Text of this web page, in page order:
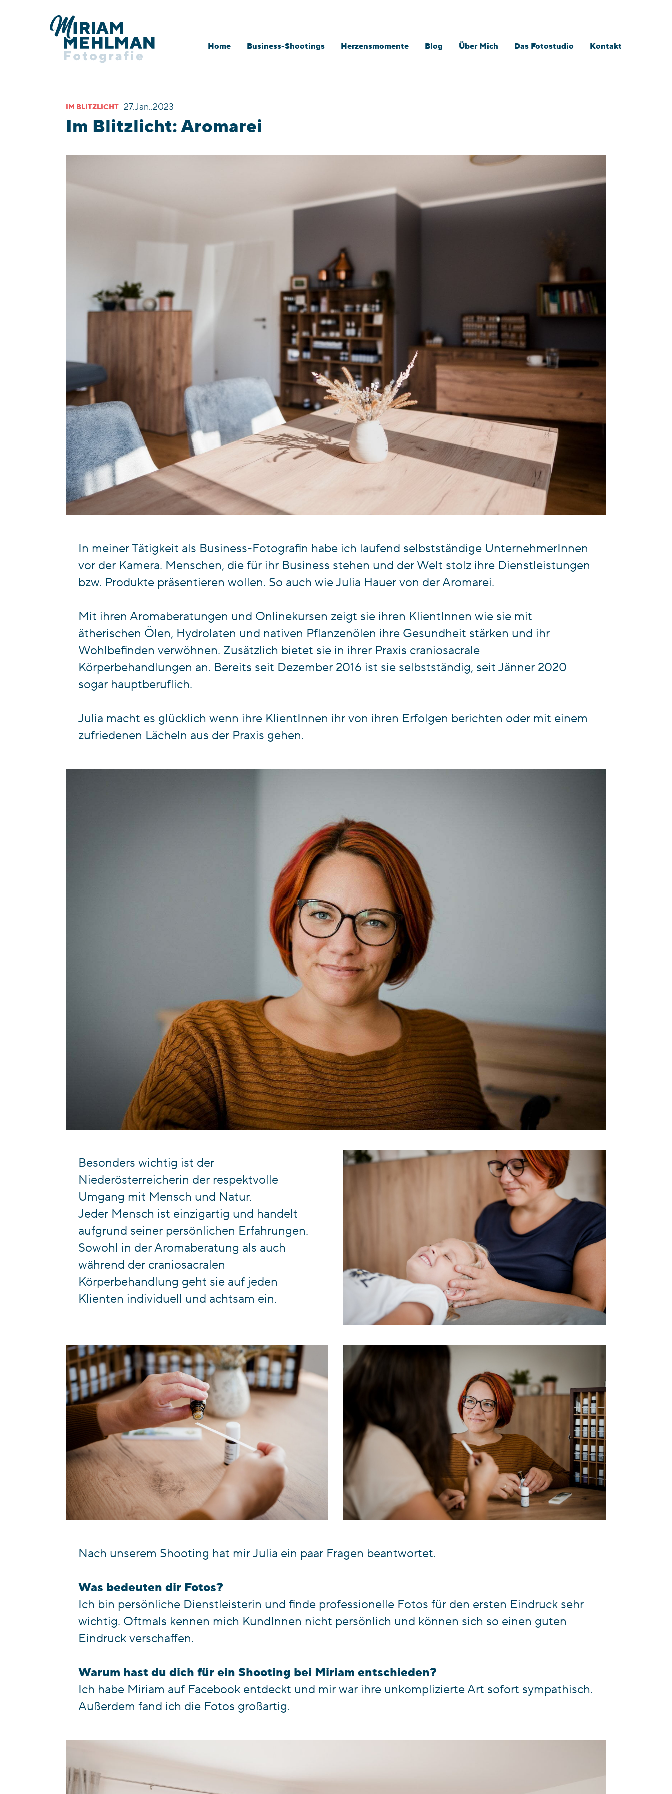
Home Business-Shootings Herzensmomente Blog Über Mich Das Fotostudio Kontakt
IM BLITZLICHT 27.Jan..2023
Im Blitzlicht: Aromarei
In meiner Tätigkeit als Business-Fotografin habe ich laufend selbstständige UnternehmerInnen
vor der Kamera. Menschen, die für ihr Business stehen und der Welt stolz ihre Dienstleistungen
bzw. Produkte präsentieren wollen. So auch wie Julia Hauer von der Aromarei.
Mit ihren Aromaberatungen und Onlinekursen zeigt sie ihren KlientInnen wie sie mit
ätherischen Ölen, Hydrolaten und nativen Pflanzenölen ihre Gesundheit stärken und ihr
Wohlbefinden verwöhnen. Zusätzlich bietet sie in ihrer Praxis craniosacrale
Körperbehandlungen an. Bereits seit Dezember 2016 ist sie selbstständig, seit Jänner 2020
sogar hauptberuflich.
Julia macht es glücklich wenn ihre KlientInnen ihr von ihren Erfolgen berichten oder mit einem
zufriedenen Lächeln aus der Praxis gehen.
Besonders wichtig ist der
Niederösterreicherin der respektvolle
Umgang mit Mensch und Natur.
Jeder Mensch ist einzigartig und handelt
aufgrund seiner persönlichen Erfahrungen.
Sowohl in der Aromaberatung als auch
während der craniosacralen
Körperbehandlung geht sie auf jeden
Klienten individuell und achtsam ein.
Nach unserem Shooting hat mir Julia ein paar Fragen beantwortet.
Was bedeuten dir Fotos?
Ich bin persönliche Dienstleisterin und finde professionelle Fotos für den ersten Eindruck sehr
wichtig. Oftmals kennen mich KundInnen nicht persönlich und können sich so einen guten
Eindruck verschaffen.
Warum hast du dich für ein Shooting bei Miriam entschieden?
Ich habe Miriam auf Facebook entdeckt und mir war ihre unkomplizierte Art sofort sympathisch.
Außerdem fand ich die Fotos großartig.